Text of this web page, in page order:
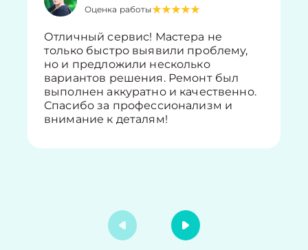
Оценка работы
Отличный сервис! Мастера не
только быстро выявили проблему,
но и предложили несколько
вариантов решения. Ремонт был
выполнен аккуратно и качественно.
Спасибо за профессионализм и
внимание к деталям!